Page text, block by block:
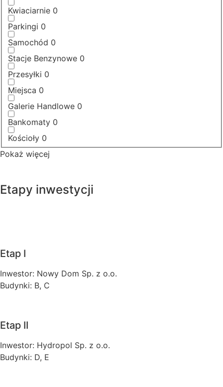
Kwiaciarnie 0
Parkingi 0
Samochód 0
Stacje Benzynowe 0
Przesyłki 0
Miejsca 0
Galerie Handlowe 0
Bankomaty 0
Kościoły 0
Pokaż więcej
Etapy inwestycji
Etap I
Inwestor: Nowy Dom Sp. z o.o.
Budynki: B, C
Etap II
Inwestor: Hydropol Sp. z o.o.
Budynki: D, E